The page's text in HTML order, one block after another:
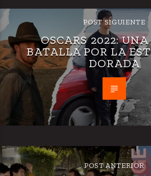
POST SIGUIENTE
OSCARS 2022:
BATALLA POR LA
DORADA
POST ANTERIOR